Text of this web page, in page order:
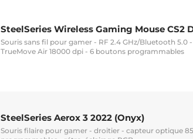
SteelSeries Wireless Gaming Mouse CS2
Souris sans fil pour gamer - RF 2.4 GHz/Bluetooth
TrueMove Air 18000 dpi - 6 boutons programmables
SteelSeries Aerox 3 2022 (Onyx)
Souris filaire pour gamer - droitier - capteur optique